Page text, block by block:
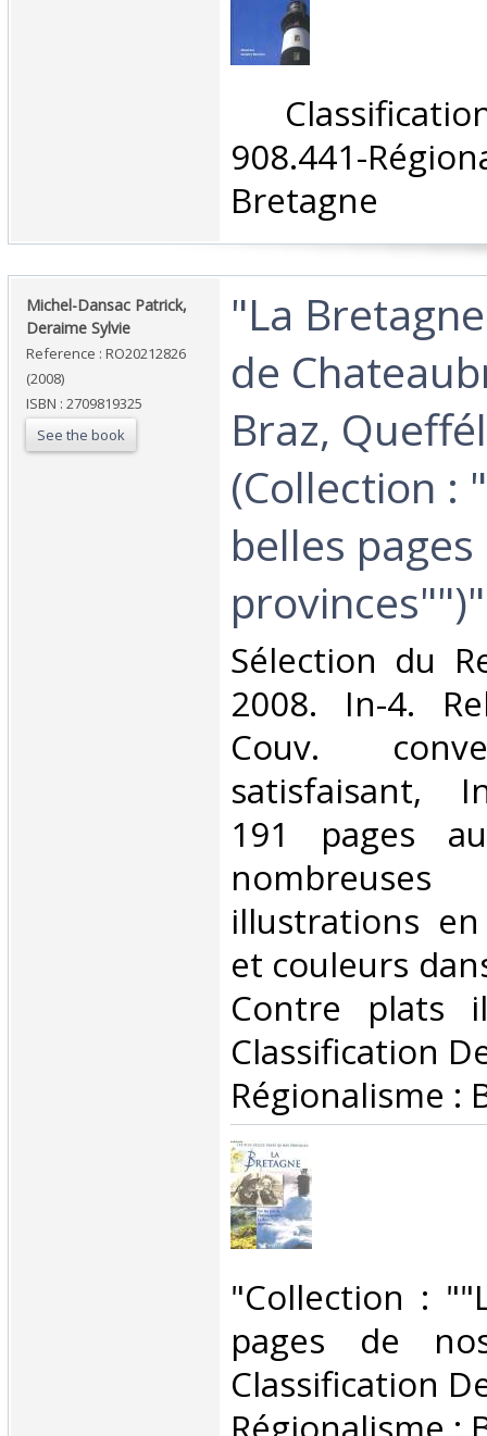
908.441-
Bretagne‎
‎Michel-Dansac Patrick,
Deraime Sylvie‎
Reference : RO20212826
(2008)
ISBN : 2709819325
See the book
‎"La
de
Braz,
(Collection :
belles
provinces"")"‎
‎Sélection du
2008. In-4.
Couv.
satisfaisant,
191 pages
illustrations
et couleurs
Contre plats
Classification
Régionalisme :
‎"Collection :
pages de
Classification